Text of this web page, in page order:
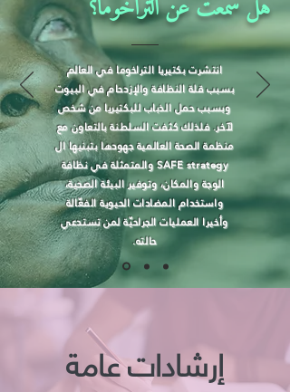
انتشرت بكتيريا التراخوما في العالم
بسبب قلة النظافة والإزدحام في البيوت
وبسبب حمل الذباب للبكتيريا من شخص
لآخر. فلذلك كثفت السلطنة بالتعاون مع
منظمة الصحة العالمية جهودها بتبنيها ال
SAFE strategy والمتمثلة في نظافة
الوجة والمكان، وتوفير البيئة الصحية،
واستخدام المضادات الحيوية الفعّالة
وأخيرا العمليات الجراحيّة لمن تستدعي
حالته.
إرشادات عامة